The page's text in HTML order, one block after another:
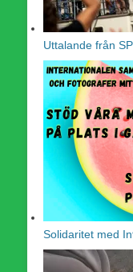
Uttalande från
Solidaritet med